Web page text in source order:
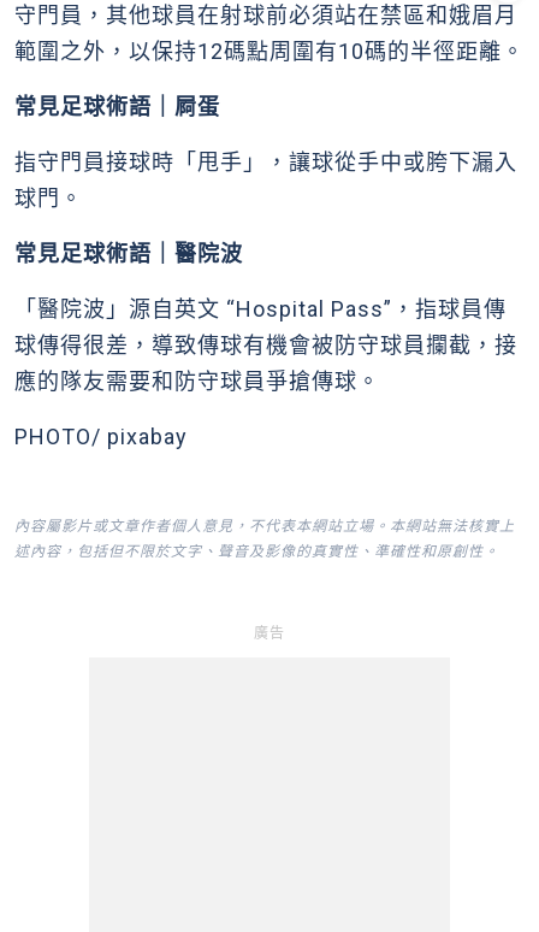
守門員，其他球員在射球前必須站在禁區和娥眉月
範圍之外，以保持12碼點周圍有10碼的半徑距離。
常見足球術語｜屙蛋
指守門員接球時「甩手」，讓球從手中或胯下漏入
球門。
常見足球術語｜醫院波
「醫院波」源自英文 “Hospital Pass”，指球員傳
球傳得很差，導致傳球有機會被防守球員攔截，接
應的隊友需要和防守球員爭搶傳球。
PHOTO/ pixabay
內容屬影片或文章作者個人意見，不代表本網站立場。本網站無法核實上
述內容，包括但不限於文字、聲音及影像的真實性、準確性和原創性。
廣告